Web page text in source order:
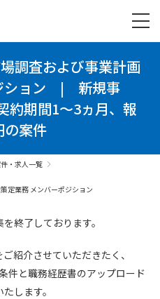
調査および事業計画
ョン | 新規事
約期間1～3ヵ月、報
の案件
・求人一覧
定業務 メンバーポジション
終了しております。
ご紹介させていただきたく、
件と職務経歴書のアップロード
します。